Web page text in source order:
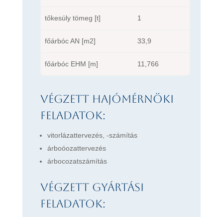
tőkesúly tömeg [t] 1
főárbóc AN [m2] 33,9
főárbóc EHM [m] 11,766
Végzett hajómérnöki
feladatok:
vitorlázattervezés, -számítás
árboóozattervezés
árbocozatszámítás
Végzett gyártási
feladatok: